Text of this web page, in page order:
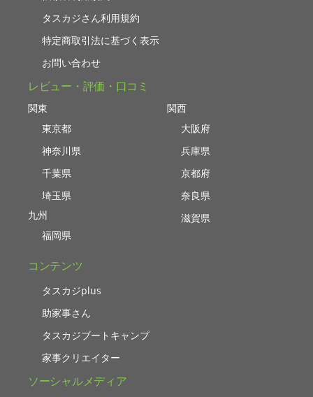
タスカジさん利用規約
特定商取引法に基づく表示
お問い合わせ
レビュー・評価・口コミ
関東
東京都
神奈川県
千葉県
埼玉県
九州
福岡県
関西
大阪府
兵庫県
京都府
奈良県
滋賀県
コンテンツ
タスカジplus
助家事さん
タスカジブートキャンプ
家事クリエイター
ソーシャルメディア